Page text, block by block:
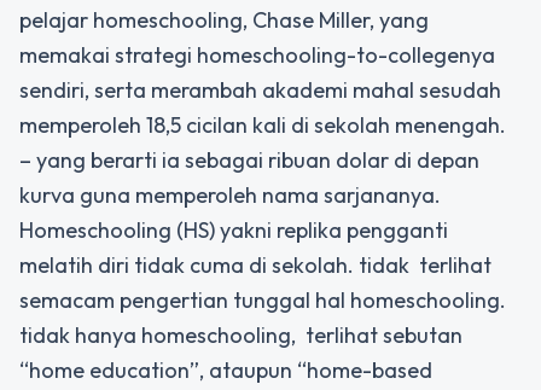
pelajar homeschooling, Chase Miller, yang
memakai strategi homeschooling-to-collegenya
sendiri, serta merambah akademi mahal sesudah
memperoleh 18,5 cicilan kali di sekolah menengah.
– yang berarti ia sebagai ribuan dolar di depan
kurva guna memperoleh nama sarjananya.
Homeschooling (HS) yakni replika pengganti
melatih diri tidak cuma di sekolah. tidak terlihat
semacam pengertian tunggal hal homeschooling.
tidak hanya homeschooling, terlihat sebutan
“home education”, ataupun “home-based